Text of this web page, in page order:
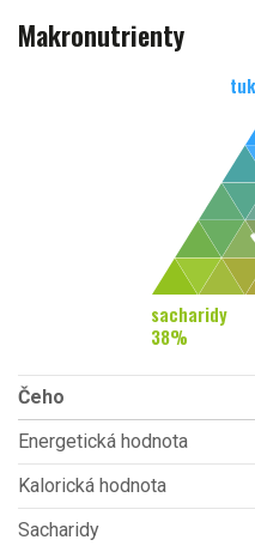
Makronutrienty
sacharidy
38%
Čeho
Energetická hodnota
Kalorická hodnota
Sacharidy